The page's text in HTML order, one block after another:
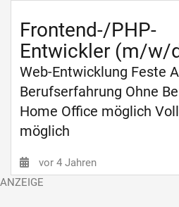
Frontend-/PHP-
Entwickler (m/w/
Web-Entwicklung Feste
Berufserfahrung Ohne
Home Office möglich
möglich
vor 4 Jahren